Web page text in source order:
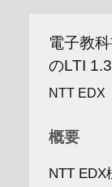
電子教
のLTI
NTT EDX
概要
NTT EDX